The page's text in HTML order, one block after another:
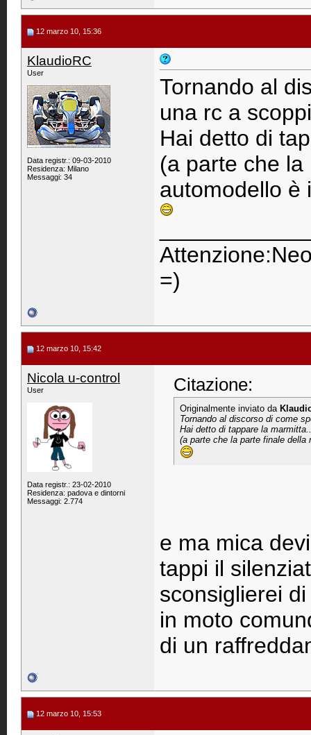
12 marzo 10, 15:36
KlaudioRC
User
Data registr.: 09-03-2010
Residenza: Milano
Messaggi: 34
Tornando al
una rc a
Hai detto di
(a parte che
automodello è
=)
12 marzo 10, 15:42
Nicola u-control
User
Data registr.: 23-02-2010
Residenza: padova e dintorni
Messaggi: 2.774
Citazione:
Originalmente inviato da
Tornando al discorso di come
Hai detto di tappare la
(a parte che la parte finale
e ma mica
tappi il
sconsiglierei
in moto
di un
12 marzo 10, 15:53